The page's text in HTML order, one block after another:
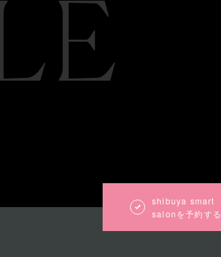
shibuya smart
salonを予約する